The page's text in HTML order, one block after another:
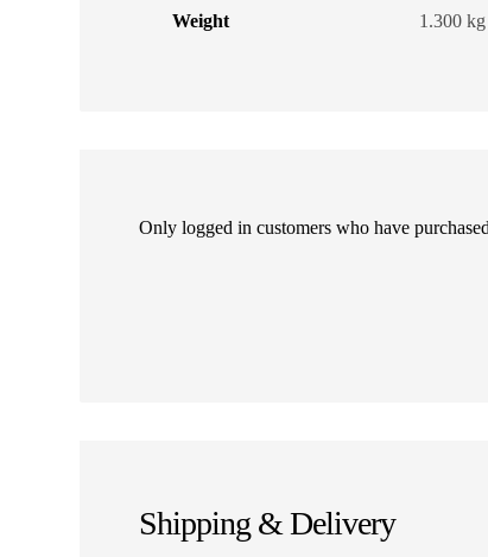
Weight 1.300 kg
Only logged in customers who have
Shipping & Delivery